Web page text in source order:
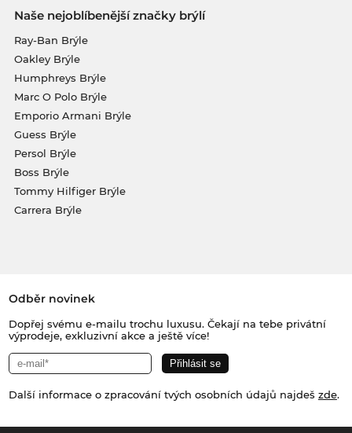
Naše nejoblíbenější značky brýlí
Ray-Ban Brýle
Oakley Brýle
Humphreys Brýle
Marc O Polo Brýle
Emporio Armani Brýle
Guess Brýle
Persol Brýle
Boss Brýle
Tommy Hilfiger Brýle
Carrera Brýle
Odběr novinek
Dopřej svému e-mailu trochu luxusu. Čekají na tebe privátní
výprodeje, exkluzivní akce a ještě více!
Další informace o zpracování tvých osobních údajů najdeš zde.